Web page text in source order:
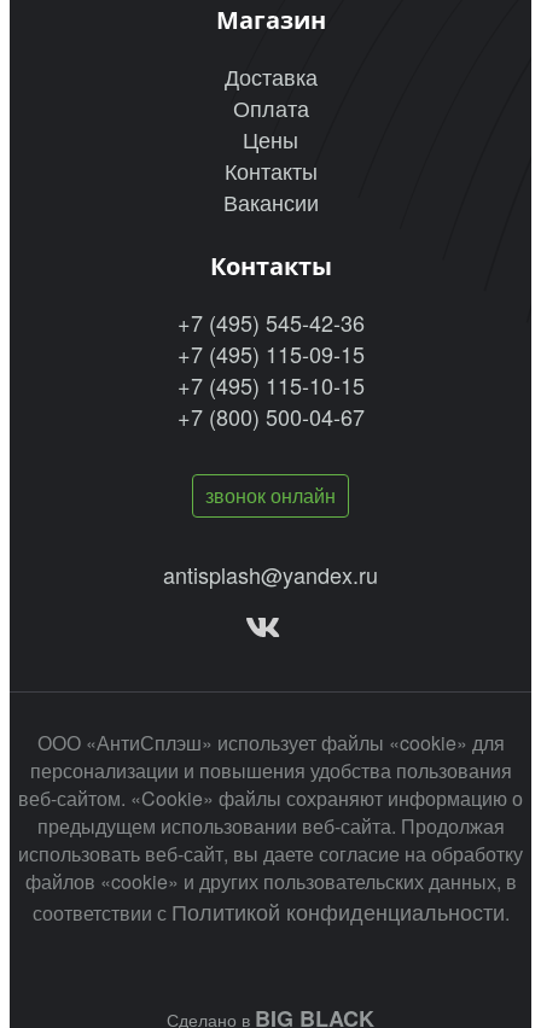
Магазин
Доставка
Оплата
Цены
Контакты
Вакансии
Контакты
+7 (495) 545-42-36
+7 (495) 115-09-15
+7 (495) 115-10-15
+7 (800) 500-04-67
звонок онлайн
antisplash@yandex.ru
ООО «АнтиСплэш» использует файлы «cookie» для
персонализации и повышения удобства пользования
веб-сайтом. «Cookie» файлы сохраняют информацию о
предыдущем использовании веб-сайта. Продолжая
использовать веб-сайт, вы даете согласие на обработку
файлов «cookie» и других пользовательских данных, в
соответствии с Политикой конфиденциальности.
Сделано в BIG BLACK